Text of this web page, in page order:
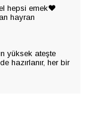
hepsi emek❤️
hayran
yüksek ateşte
hazırlanır, her bir